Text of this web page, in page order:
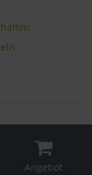
Angebot